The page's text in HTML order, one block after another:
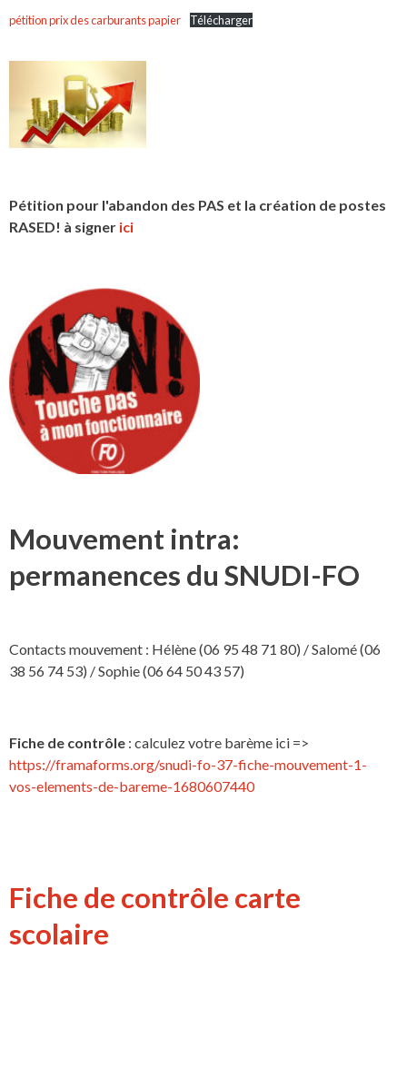
pétition prix des carburants papier Télécharger
Pétition pour l'abandon des PAS et la création de postes
RASED! à signer ici
Mouvement intra:
permanences du SNUDI-FO
Contacts mouvement : Hélène (06 95 48 71 80) / Salomé (06
38 56 74 53) / Sophie (06 64 50 43 57)
Fiche de contrôle : calculez votre barème ici =>
https://framaforms.org/snudi-fo-37-fiche-mouvement-1-
vos-elements-de-bareme-1680607440
Fiche de contrôle carte
scolaire